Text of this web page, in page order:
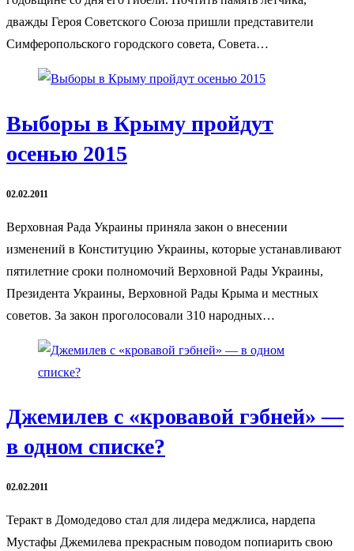
дважды Героя Советского Союза пришли представители
Симферопольского городского совета, Совета…
Выборы в Крыму пройдут
осенью 2015
02.02.2011
Верховная Рада Украины приняла закон о внесении
изменений в Конституцию Украины, которые устанавливают
пятилетние сроки полномочий Верховной Рады Украины,
Президента Украины, Верховной Рады Крыма и местных
советов. За закон проголосовали 310 народных…
Джемилев с «кровавой гэбней» —
в одном списке?
02.02.2011
Теракт в Домодедово стал для лидера меджлиса, нардепа
Мустафы Джемилева прекрасным поводом попиарить свою